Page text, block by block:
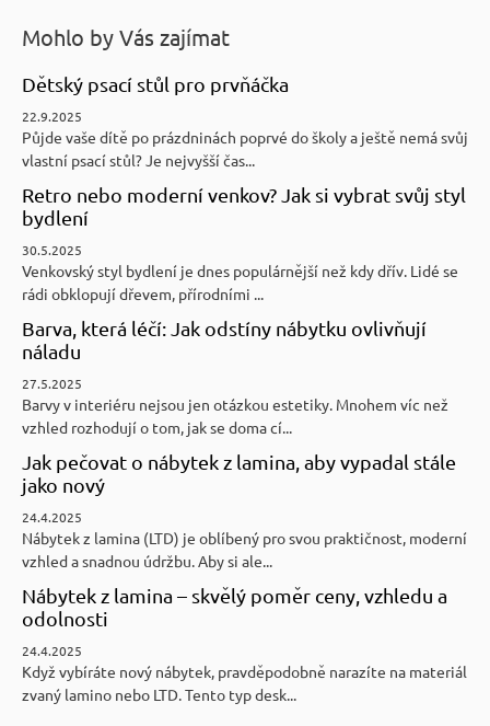
Mohlo by Vás zajímat
Dětský psací stůl pro prvňáčka
22.9.2025
Půjde vaše dítě po prázdninách poprvé do školy a ještě nemá svůj
vlastní psací stůl? Je nejvyšší čas...
Retro nebo moderní venkov? Jak si vybrat svůj styl
bydlení
30.5.2025
Venkovský styl bydlení je dnes populárnější než kdy dřív. Lidé se
rádi obklopují dřevem, přírodními ...
Barva, která léčí: Jak odstíny nábytku ovlivňují
náladu
27.5.2025
Barvy v interiéru nejsou jen otázkou estetiky. Mnohem víc než
vzhled rozhodují o tom, jak se doma cí...
Jak pečovat o nábytek z lamina, aby vypadal stále
jako nový
24.4.2025
Nábytek z lamina (LTD) je oblíbený pro svou praktičnost, moderní
vzhled a snadnou údržbu. Aby si ale...
Nábytek z lamina – skvělý poměr ceny, vzhledu a
odolnosti
24.4.2025
Když vybíráte nový nábytek, pravděpodobně narazíte na materiál
zvaný lamino nebo LTD. Tento typ desk...